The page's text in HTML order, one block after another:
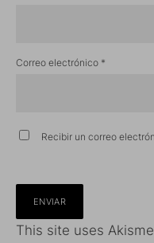
Correo electrónico *
Recibir un correo
This site uses